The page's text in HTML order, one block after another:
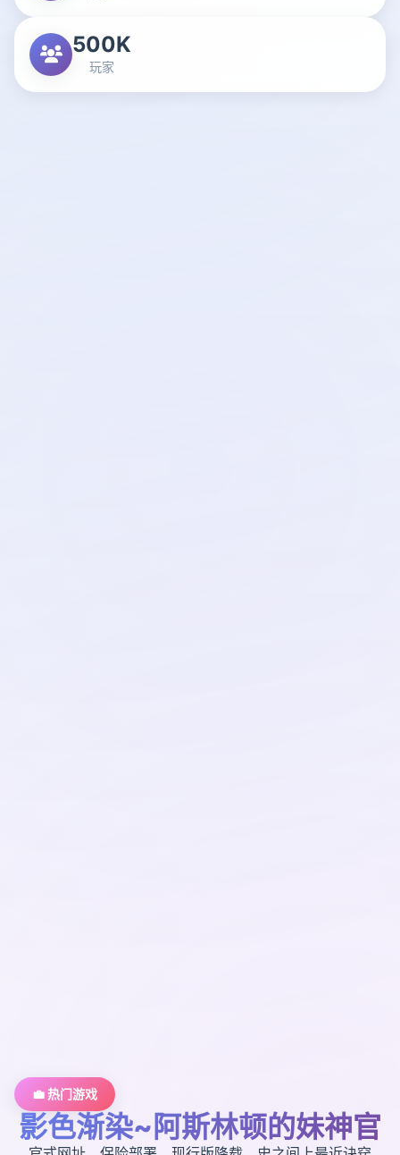
500K
玩家
💼 热门游戏
影色渐染~阿斯林顿的妹神官